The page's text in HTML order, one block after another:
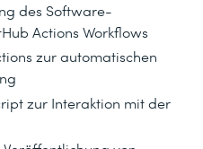
des Software-
Actions Workflows
zur automatischen
zur Interaktion mit der